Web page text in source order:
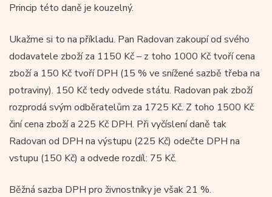
Princip této daně je kouzelný.
Ukažme si to na příkladu. Pan Radovan zakoupí od svého
dodavatele zboží za 1150 Kč – z toho 1000 Kč tvoří cena
zboží a 150 Kč tvoří DPH (15 % ve snížené sazbě třeba na
potraviny). 150 Kč tedy odvede státu. Radovan pak zboží
rozprodá svým odběratelům za 1725 Kč. Z toho 1500 Kč
činí cena zboží a 225 Kč DPH. Při vyčíslení daně tak
Radovan od DPH na výstupu (225 Kč) odečte DPH na
vstupu (150 Kč) a odvede rozdíl: 75 Kč.
Běžná sazba DPH pro živnostníky je však 21 %.